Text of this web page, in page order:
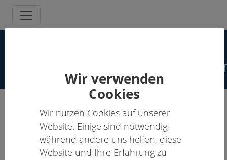
Wir verwenden
Cookies
Wir nutzen Cookies auf unserer
Website. Einige sind notwendig,
während andere uns helfen, diese
Website und Ihre Erfahrung zu
Ulrike Böhme-Kuhnt, Dipl.-
Psych.